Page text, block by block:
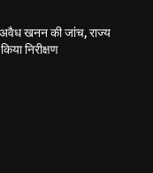
अवैध खनन की जांच, राज्य
निरीक्षण